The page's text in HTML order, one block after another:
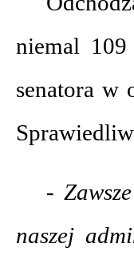
niemal
senatora w
-
naszej